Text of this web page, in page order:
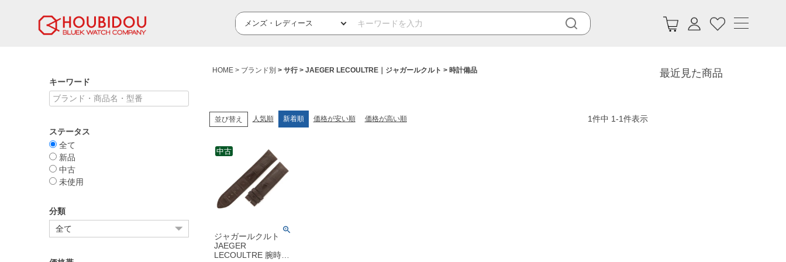
キーワード
ステータス
全て
新品
中古
未使用
分類
HOME ブランド別 サ行 JAEGER LECOULTRE｜ジャガールクルト 時計備品
並び替え 人気順 新着順 価格が安い順 価格が高い順 1件中 1-1件表示
ジャガールクルト
JAEGER
LECOULTRE 腕時計
中古
最近見た商品